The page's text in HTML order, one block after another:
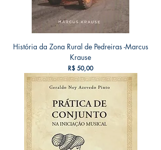
História da Zona Rural de Pedreiras -Marcus
Krause
Preço
R$ 50,00